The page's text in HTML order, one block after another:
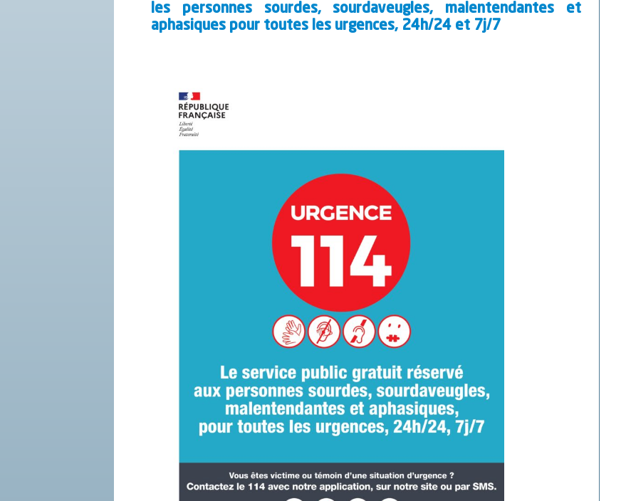
les personnes sourdes, sourdaveugles, malentendantes et
aphasiques pour toutes les urgences, 24h/24 et 7j/7